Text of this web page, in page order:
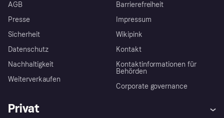
AGB
Presse
Sicherheit
Datenschutz
Nachhaltigkeit
Weiterverkaufen
Barrierefreiheit
Impressum
Wikipink
Kontakt
Kontaktinformationen für
Behörden
Corporate governance
Privat